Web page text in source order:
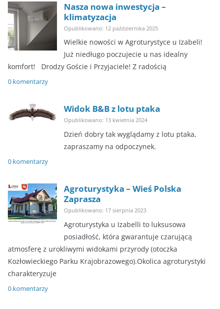
Nasza nowa inwestycja –
klimatyzacja
Opublikowano: 12 października 2025
Wielkie nowości w Agroturystyce u Izabeli!
Już niedługo poczujecie u nas idealny
komfort! ​Drodzy Goście i Przyjaciele! Z radością
0 komentarzy
Widok B&B z lotu ptaka
Opublikowano: 13 kwietnia 2024
Dzień dobry tak wyglądamy z lotu ptaka,
zapraszamy na odpoczynek.
0 komentarzy
Agroturystyka – Wieś Polska
Zaprasza
Opublikowano: 17 sierpnia 2023
Agroturystyka u Izabelli to luksusowa
posiadłość, która gwarantuje czarującą
atmosferę z urokliwymi widokami przyrody (otoczka
Kozłowieckiego Parku Krajobrazowego).Okolica agroturystyki
charakteryzuje
0 komentarzy